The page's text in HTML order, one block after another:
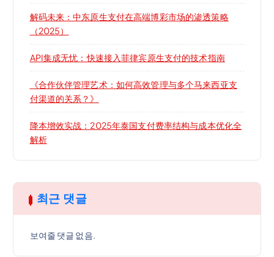
解码未来：中东原生支付在高端博彩市场的渗透策略
（2025）
API集成无忧：快速接入菲律宾原生支付的技术指南
《合作伙伴管理艺术：如何高效管理与多个马来西亚支
付渠道的关系？》
降本增效实战：2025年泰国支付费率结构与成本优化全
解析
최근 댓글
보여줄 댓글 없음.